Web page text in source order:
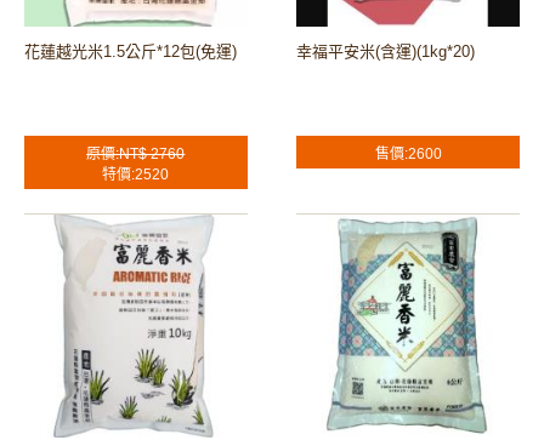
花蓮越光米1.5公斤*12包(免運)
原價:NT$ 2760
特價:2520
幸福平安米(含運)(1kg*20)
售價:2600